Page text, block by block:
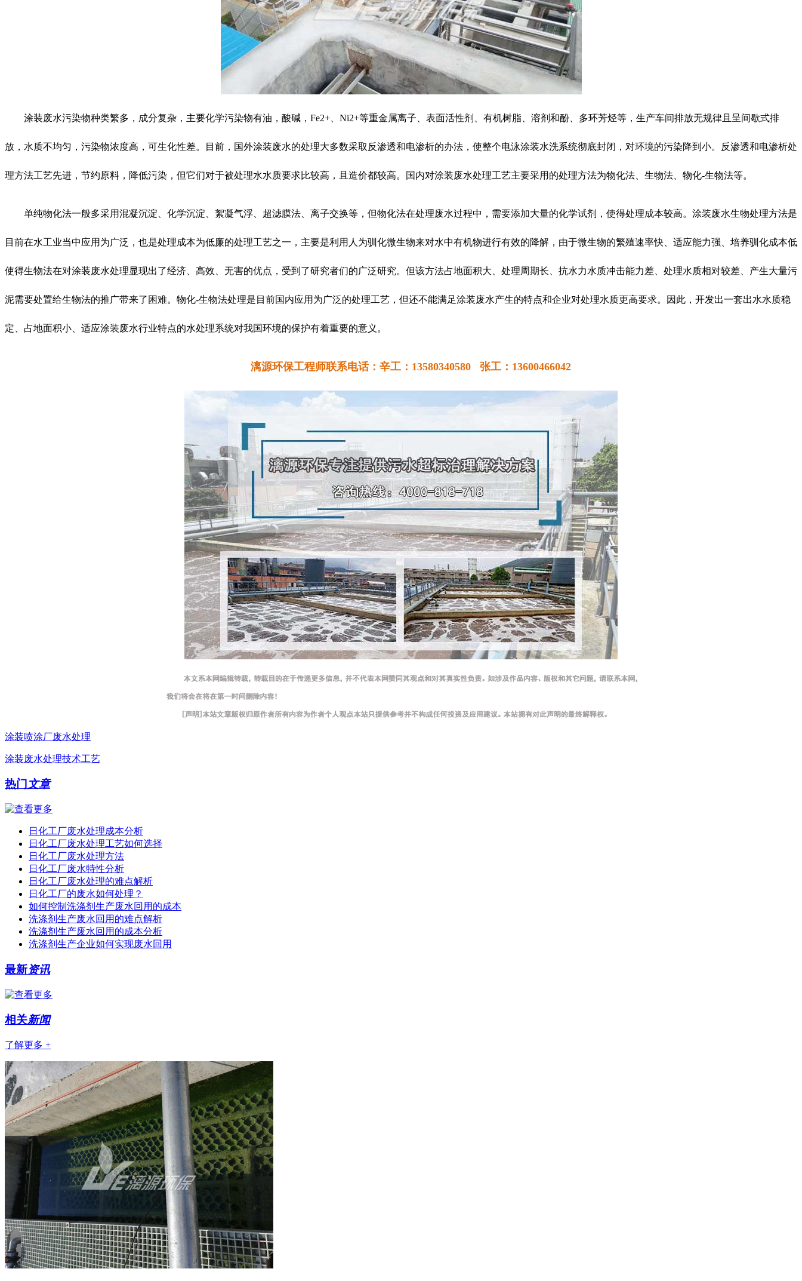
涂装废水污染物种类繁多，成分复杂，主要化学污染物有油，酸碱，Fe2+、Ni2+等重金属离子、表面活性剂、有机树脂、溶剂和酚、多环芳烃等，生产车间排放无规律且呈间歇式排
放，水质不均匀，污染物浓度高，可生化性差。目前，国外涂装废水的处理大多数采取反渗透和电渗析的办法，使整个电泳涂装水洗系统彻底封闭，对环境的污染降到小。反渗透和电渗析处
理方法工艺先进，节约原料，降低污染，但它们对于被处理水水质要求比较高，且造价都较高。国内对涂装废水处理工艺主要采用的处理方法为物化法、生物法、物化-生物法等。
单纯物化法一般多采用混凝沉淀、化学沉淀、絮凝气浮、超滤膜法、离子交换等，但物化法在处理废水过程中，需要添加大量的化学试剂，使得处理成本较高。涂装废水生物处理方法是
目前在水工业当中应用为广泛，也是处理成本为低廉的处理工艺之一，主要是利用人为驯化微生物来对水中有机物进行有效的降解，由于微生物的繁殖速率快、适应能力强、培养驯化成本低
使得生物法在对涂装废水处理显现出了经济、高效、无害的优点，受到了研究者们的广泛研究。但该方法占地面积大、处理周期长、抗水力水质冲击能力差、处理水质相对较差、产生大量污
泥需要处置给生物法的推广带来了困难。物化-生物法处理是目前国内应用为广泛的处理工艺，但还不能满足涂装废水产生的特点和企业对处理水质更高要求。因此，开发出一套出水水质稳
定、占地面积小、适应涂装废水行业特点的水处理系统对我国环境的保护有着重要的意义。
漓源环保工程师联系电话：辛工：13580340580 张工：13600466042
涂装喷涂厂废水处理
涂装废水处理技术工艺
热门 文章
日化工厂废水处理成本分析
日化工厂废水处理工艺如何选择
日化工厂废水处理方法
日化工厂废水特性分析
日化工厂废水处理的难点解析
日化工厂的废水如何处理？
如何控制洗涤剂生产废水回用的成本
洗涤剂生产废水回用的难点解析
洗涤剂生产废水回用的成本分析
洗涤剂生产企业如何实现废水回用
最新资讯
相关新闻
了解更多 +